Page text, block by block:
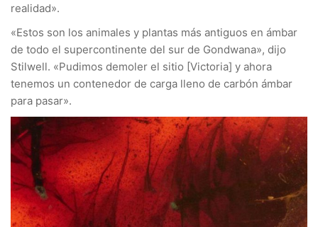
realidad».
«Estos son los animales y plantas más antiguos en ámbar
de todo el supercontinente del sur de Gondwana», dijo
Stilwell. «Pudimos demoler el sitio [Victoria] y ahora
tenemos un contenedor de carga lleno de carbón ámbar
para pasar».